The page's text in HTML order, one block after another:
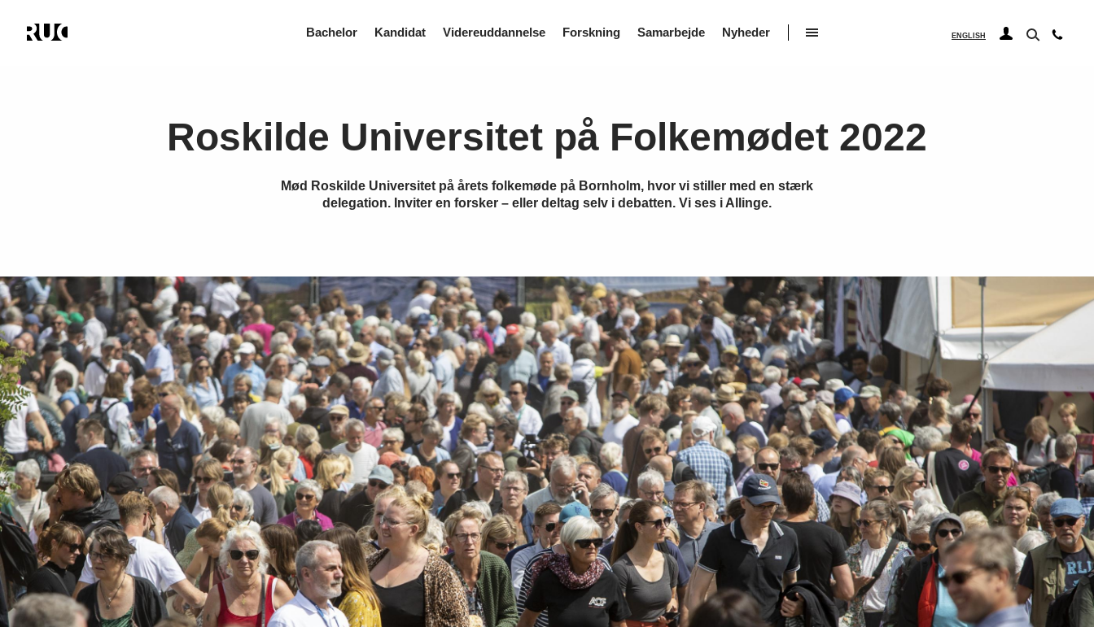
Bachelor Kandidat Videreuddannelse Forskning Samarbejde Nyheder ENGLISH
Roskilde Universitet på Folkemødet 2022
Mød Roskilde Universitet på årets folkemøde på Bornholm, hvor vi stiller med en stærk
delegation. Inviter en forsker – eller deltag selv i debatten. Vi ses i Allinge.